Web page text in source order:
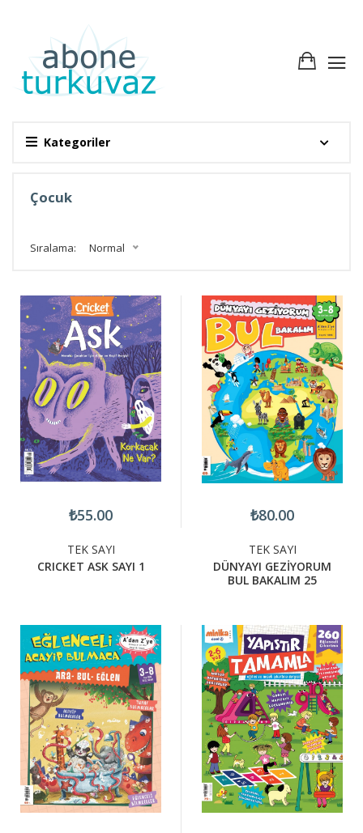
Kategoriler
Çocuk
Sıralama: Normal
₺55.00
TEK SAYI
CRICKET ASK SAYI 1
₺80.00
TEK SAYI
DÜNYAYI GEZİYORUM
BUL BAKALIM 25